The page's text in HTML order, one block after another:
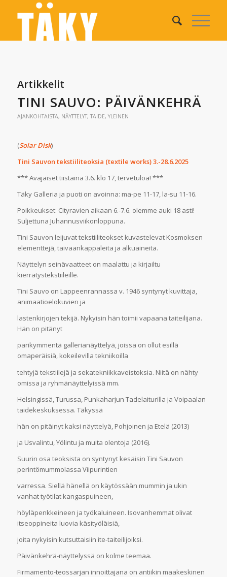
Artikkelit
TINI SAUVO: PÄIVÄNKEHRÄ
AJANKOHTAISTA, NÄYTTELYT, TAIDE, YLEINEN
(Solar Disk)
Tini Sauvon tekstiiliteoksia (textile works) 3.-28.6.2025
*** Avajaiset tiistaina 3.6. klo 17, tervetuloa! ***
Täky Galleria ja puoti on avoinna: ma-pe 11-17, la-su 11-16.
Poikkeukset: Cityravien aikaan 6.-7.6. olemme auki 18 asti!
Suljettuna Juhannusviikonloppuna.
Tini Sauvon leijuvat tekstiiliteokset kuvastelevat Kosmoksen
elementtejä, taivaankappaleita ja alkuaineita.
Näyttelyn seinävaatteet on maalattu ja kirjailtu
kierrätystekstiileille.
Tini Sauvo on Lappeenrannassa v. 1946 syntynyt kuvittaja,
animaatioelokuvien ja
lastenkirjojen tekijä. Nykyisin hän toimii vapaana taiteilijana.
Hän on pitänyt
parikymmentä gallerianäyttelyä, joissa on ollut esillä
omaperäisiä, kokeilevilla tekniikoilla
tehtyjä tekstiilejä ja sekatekniikkaveistoksia. Niitä on nähty
omissa ja ryhmänäyttelyissä mm.
Helsingissä, Turussa, Punkaharjun Tadelaiturilla ja Voipaalan
taidekeskuksessa. Täkyssä
hän on pitäinyt kaksi näyttelyä, Pohjoinen ja Etelä (2013)
ja Usvalintu, Yölintu ja muita olentoja (2016).
Suurin osa teoksista on syntynyt kesäisin Tini Sauvon
perintömummolassa Viipurintien
varressa. Siellä hänellä on käytössään mummin ja ukin
vanhat työtilat kangaspuineen,
höyläpenkkeineen ja työkaluineen. Isovanhemmat olivat
itseoppineita luovia käsityöläisiä,
joita nykyisin kutsuttaisiin ite-taiteilijoiksi.
Päivänkehrä-näyttelyssä on kolme teemaa.
Firmamento-teossarjan innoittajana on antiikin maakeskinen